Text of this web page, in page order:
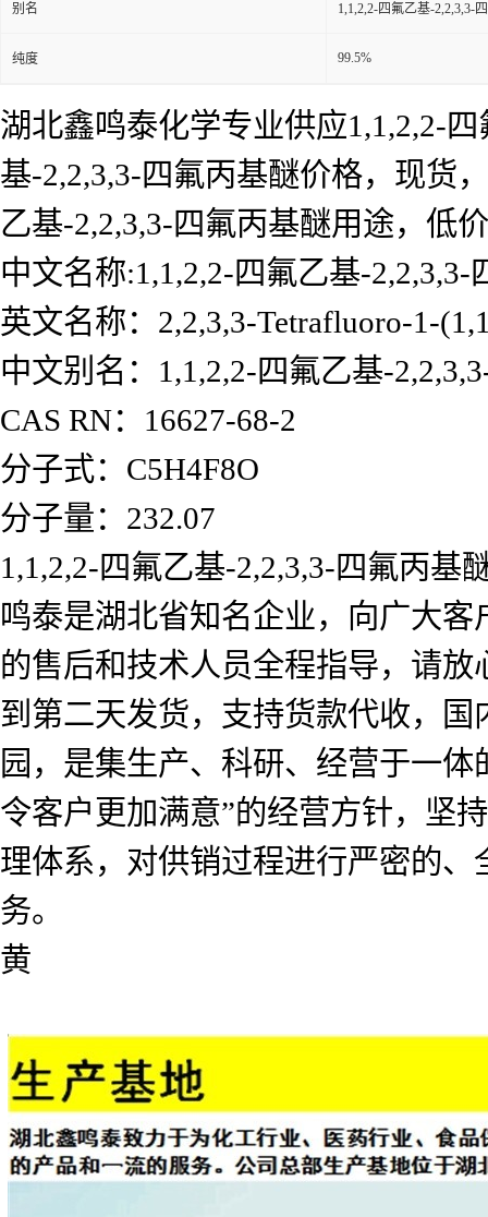
别名 1,1,2,2-四氟乙基-2,2,3,3-
纯度 99.5%
湖北鑫鸣泰化学专业供应1,1,2,2-
基-2,2,3,3-四氟丙基醚价格，现货
乙基-2,2,3,3-四氟丙基醚用途，低
中文名称:1,1,2,2-四氟乙基-2,2,3,3-
英文名称：2,2,3,3-Tetrafluoro-1-
中文别名：1,1,2,2-四氟乙基-
CAS RN：16627-68-2
分子式：C5H4F8O
分子量：232.07
1,1,2,2-四氟乙基-2,2,3,3-四氟丙
鸣泰是湖北省知名企业，向广大
的售后和技术人员全程指导，请
到第二天发货，支持货款代收，
园，是集生产、科研、经营于一
令客户更加满意”的经营方针，坚
理体系，对供销过程进行严密的
务。
黄